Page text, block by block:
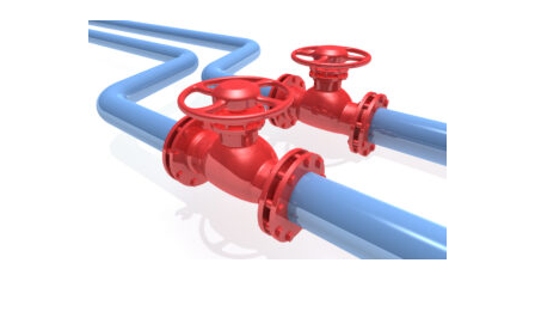
Informații de interes public
Calitatea apei